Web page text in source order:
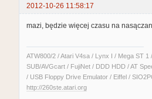
2012-10-26 11:58:17
mazi, będzie więcej czasu na
ATW800/2 / Atari V4sa / Lynx I / Mega ST
SUB/AVGcart / FujiNet / DDD HDD / AT
/ USB Floppy Drive Emulator / Eiffel /
http://260ste.atari.org